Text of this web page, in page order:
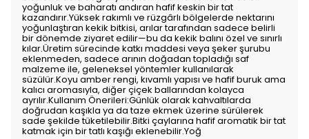
yoğunluk ve baharatı andıran hafif keskin bir tat
kazandırır.Yüksek rakımlı ve rüzgârlı bölgelerde nektarını
yoğunlaştıran kekik bitkisi, arılar tarafından sadece belirli
bir dönemde ziyaret edilir—bu da kekik balını özel ve sınırlı
kılar.Üretim sürecinde katkı maddesi veya şeker şurubu
eklenmeden, sadece arının doğadan topladığı saf
malzeme ile, geleneksel yöntemler kullanılarak
süzülür.Koyu amber rengi, kıvamlı yapısı ve hafif buruk ama
kalıcı aromasıyla, diğer çiçek ballarından kolayca
ayrılır.Kullanım Önerileri:Günlük olarak kahvaltılarda
doğrudan kaşıkla ya da taze ekmek üzerine sürülerek
sade şekilde tüketilebilir.Bitki çaylarına hafif aromatik bir tat
katmak için bir tatlı kaşığı eklenebilir.Yoğ